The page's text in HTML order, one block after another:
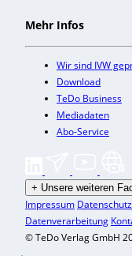
Mehr Infos
Wir sind IVW
Download
TeDo Business
Mediadaten
Abo-Service
+ Unsere weiteren
Impressum Datenschutz
Datenverarbeitung
© TeDo Verlag GmbH